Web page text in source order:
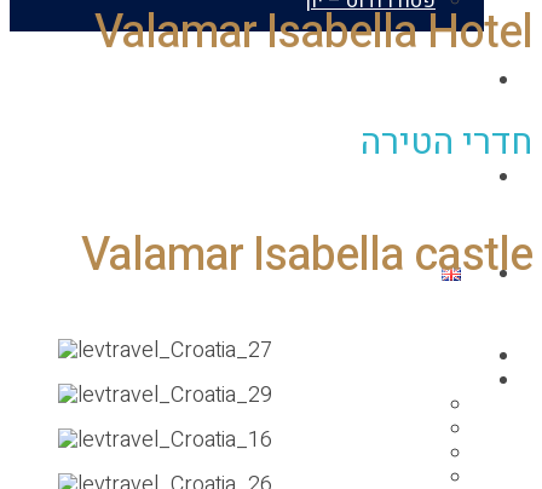
אודות
צור קשר
הבית
הקודמות
פסח 2025
קיץ 2024
פסח 2024
קיץ 2023
Valamar Isabella
הטירה
Valamar Isabella